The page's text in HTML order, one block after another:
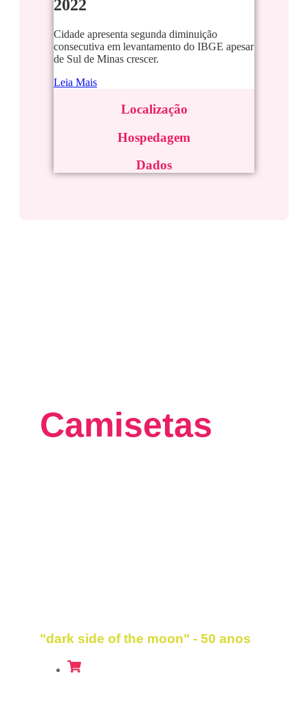
2022
Cidade apresenta segunda diminuição
consecutiva em levantamento do IBGE apesar
de Sul de Minas crescer.
Leia Mais
Localização
Hospedagem
Dados
Camisetas
"dark side of the moon" - 50 anos